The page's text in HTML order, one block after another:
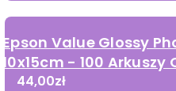
Epson Value Glossy
10x15cm - 100 Arkuszy
44,00zł